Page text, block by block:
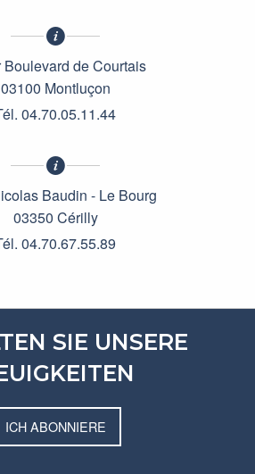
Boulevard de Courtais
03100 Montluçon
04.70.05.11.44
Baudin - Le Bourg
03350 Cérilly
04.70.67.55.89
SIE UNSERE
ICH ABONNIERE